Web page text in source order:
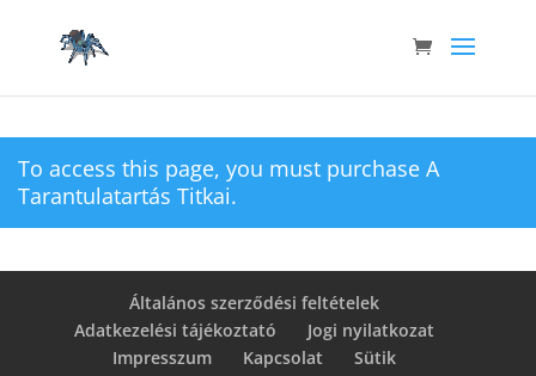
To access this page, you must purchase A
Tarantulatartás Titkai.
Általános szerződési feltételek
Adatkezelési tájékoztató
Jogi nyilatkozat
Impresszum
Kapcsolat Sütik